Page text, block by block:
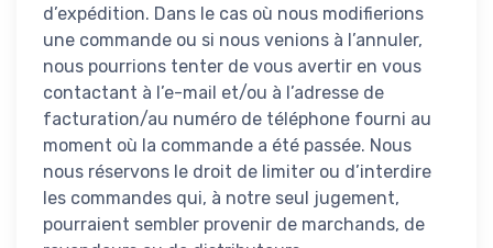
d’expédition. Dans le cas où nous modifierions
une commande ou si nous venions à l’annuler,
nous pourrions tenter de vous avertir en vous
contactant à l’e-mail et/ou à l’adresse de
facturation/au numéro de téléphone fourni au
moment où la commande a été passée. Nous
nous réservons le droit de limiter ou d’interdire
les commandes qui, à notre seul jugement,
pourraient sembler provenir de marchands, de